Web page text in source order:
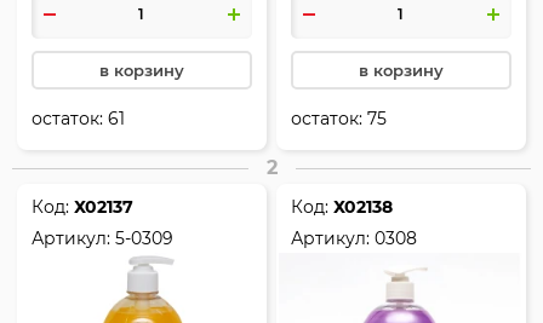
в корзину
остаток:61
в корзину
остаток:75
2
Код:Х02137
Артикул:5-0309
Код:Х02138
Артикул:0308